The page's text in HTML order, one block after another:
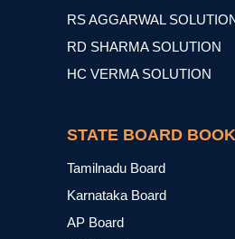
RS AGGARWAL
RD SHARMA SOLUTION
HC VERMA SOLUTION
STATE BOARD
Tamilnadu Board
Karnataka Board
AP Board